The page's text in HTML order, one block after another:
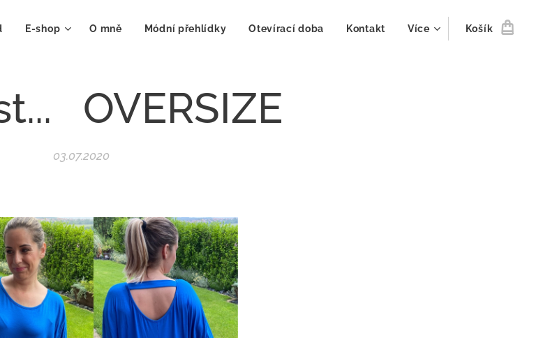
E-shop O mně Módní přehlídky Otevírací doba Kontakt Více Košík
OVERSIZE
03.07.2020